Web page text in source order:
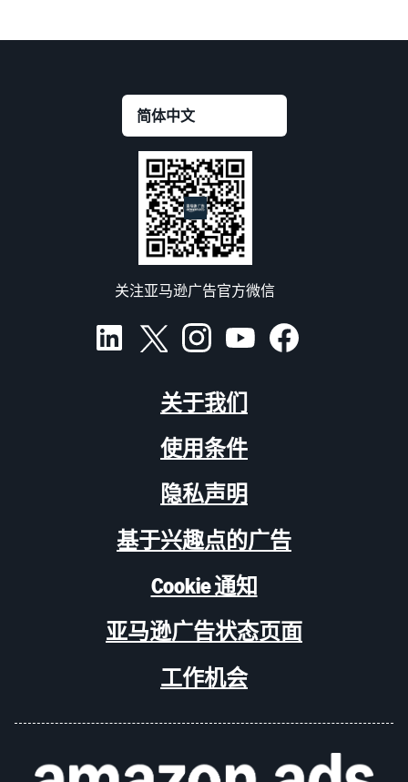
关注亚马逊广告官方微信
关于我们
使用条件
隐私声明
基于兴趣点的广告
Cookie 通知
亚马逊广告状态页面
工作机会